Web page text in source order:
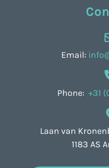
Email:
Phone: +31
Laan van
1183 AS